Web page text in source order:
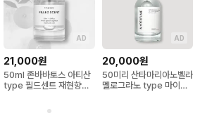
AD
21,000원
50ml 존바바토스 아티산
type 필드센트 재현향스
AD
20,000원
50미리 산타마리아노벨라
멜로그라노 type 마이퍼